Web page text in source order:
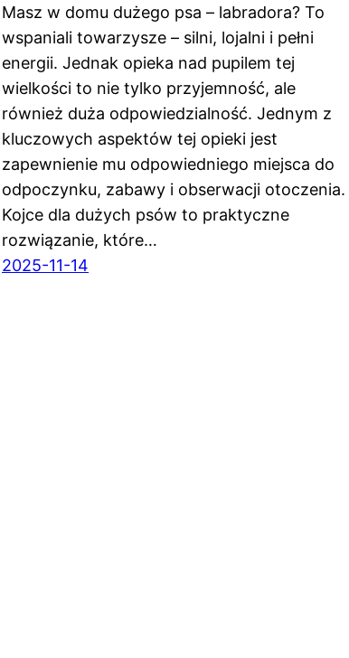
Masz w domu dużego psa – labradora? To
wspaniali towarzysze – silni, lojalni i pełni
energii. Jednak opieka nad pupilem tej
wielkości to nie tylko przyjemność, ale
również duża odpowiedzialność. Jednym z
kluczowych aspektów tej opieki jest
zapewnienie mu odpowiedniego miejsca do
odpoczynku, zabawy i obserwacji otoczenia.
Kojce dla dużych psów to praktyczne
rozwiązanie, które…
2025-11-14